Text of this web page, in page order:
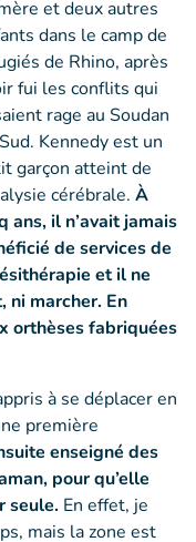
et deux autres
dans le camp de
de Rhino, après
fui les conflits qui
rage au Soudan
Kennedy est un
garçon atteint de
cérébrale. À
ans, il n’avait jamais
de services de
et il ne
ni marcher. En
orthèses fabriquées
à se déplacer en
première
enseigné des
pour qu’elle
seule. En effet, je
mais la zone est